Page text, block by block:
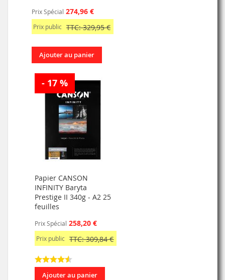
Prix Spécial 274,96 €
Prix public TTC: 329,95 €
Ajouter au panier
- 17 %
Papier CANSON
INFINITY Baryta
Prestige II 340g - A2 25
feuilles
Prix Spécial 258,20 €
Prix public TTC: 309,84 €
Ajouter au panier